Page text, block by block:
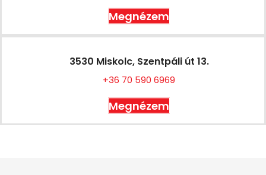
Megnézem
3530 Miskolc, Szentpáli út 13.
+36 70 590 6969
Megnézem